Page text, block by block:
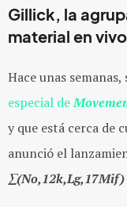
Gillick, la
material en
Hace unas
especial de
y que está cerca de
anunció el
∑(No,12k,Lg,17Mif)